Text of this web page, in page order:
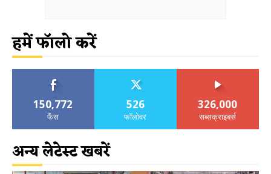
हमें फॉलो करें
150,772
फैंस
526
फॉलोवर
326,000
सब्सक्राइबर्स
अन्य लेटेस्ट खबरें